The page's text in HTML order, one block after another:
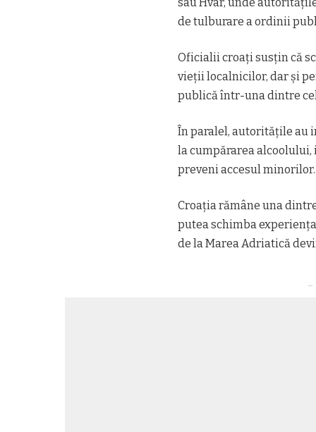
de tulburare a ordinii
Oficialii croați susțin că
vieții localnicilor, dar și
publică într-una dintre
În paralel, autoritățile au
la cumpărarea
preveni accesul minorilor.
Croația rămâne una
putea schimba
de la Marea Adriatică
–